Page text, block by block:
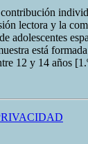
lectora y la
adolescentes
está
12 y 14 años